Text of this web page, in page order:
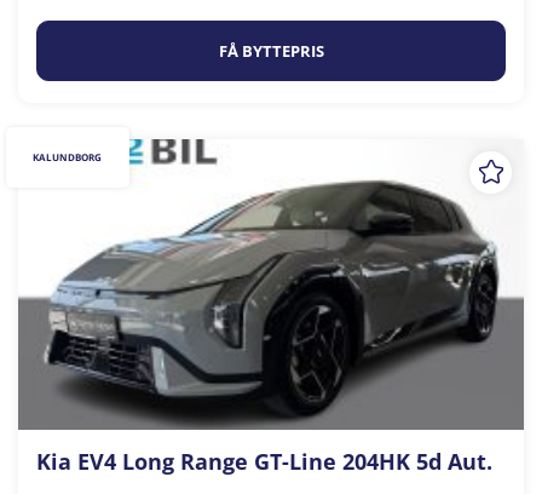
FÅ BYTTEPRIS
Kia EV4 Long Range GT-Line 204HK 5d Aut.
KALUNDBORG